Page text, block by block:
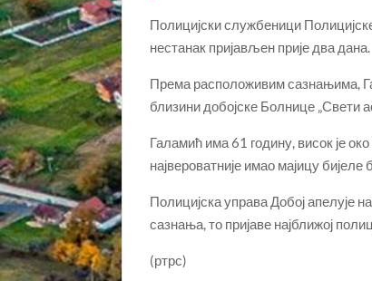
Полицијски службеници
нестанак пријављен прије два дана.
Према расположивим сазнањима,
близини добојске Болнице „Свети
Галамић има 61 годину, висок је
највероватније имао мајицу бијеле
Полицијска управа Добој апелује
сазнања, то пријаве најближој
(ртрс)